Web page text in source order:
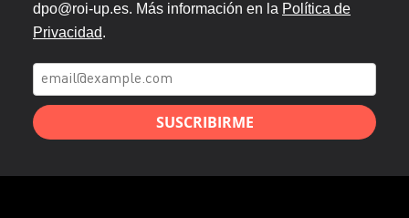
dpo@roi-up.es. Más información en la Política de
Privacidad.
SUSCRIBIRME